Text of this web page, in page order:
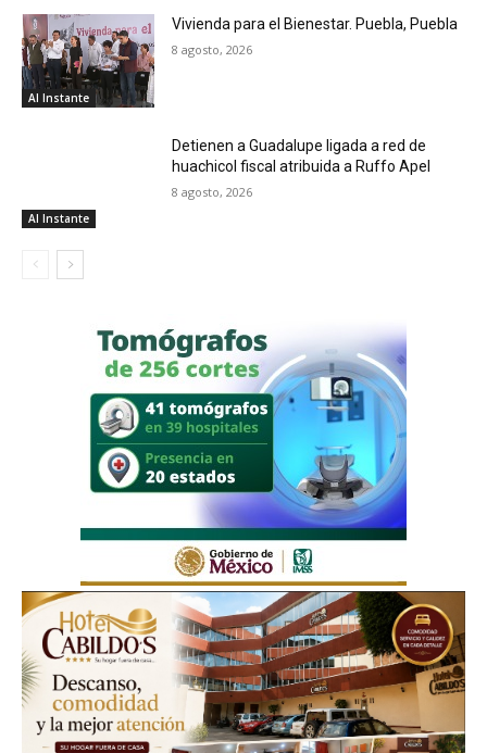
Al Instante
Vivienda para el Bienestar. Puebla, Puebla
8 agosto, 2026
Al Instante
Detienen a Guadalupe ligada a red de
huachicol fiscal atribuida a Ruffo Apel
8 agosto, 2026